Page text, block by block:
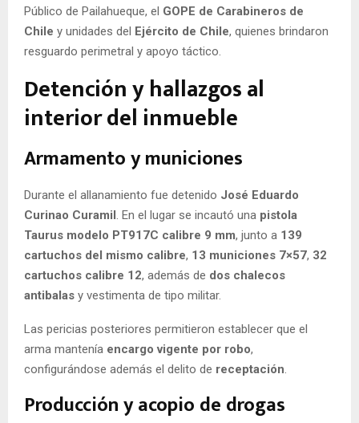
Público de Pailahueque, el GOPE de Carabineros de
Chile y unidades del Ejército de Chile, quienes brindaron
resguardo perimetral y apoyo táctico.
Detención y hallazgos al
interior del inmueble
Armamento y municiones
Durante el allanamiento fue detenido José Eduardo
Curinao Curamil . En el lugar se incautó una pistola
Taurus modelo PT917C calibre 9 mm, junto a 139
cartuchos del mismo calibre, 13 municiones 7×57, 32
cartuchos calibre 12, además de dos chalecos
antibalas y vestimenta de tipo militar.
Las pericias posteriores permitieron establecer que el
arma mantenía encargo vigente por robo,
configurándose además el delito de receptación.
Producción y acopio de drogas